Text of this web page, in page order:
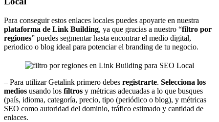
Para conseguir estos enlaces locales puedes apoyarte en nuestra
plataforma de Link Building, ya que gracias a nuestro “filtro por
regiones” puedes segmentar hasta encontrar el medio digital,
periodico o blog ideal para potenciar el branding de tu negocio.
– Para utilizar Getalink primero debes registrarte. Selecciona los
medios usando los filtros y métricas adecuadas a lo que busques
(país, idioma, categoría, precio, tipo (periódico o blog), y métricas
SEO como autoridad del dominio, tráfico estimado y cantidad de
enlaces.